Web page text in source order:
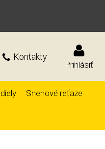
Kontakty
Prihlásiť
Snehové reťaze